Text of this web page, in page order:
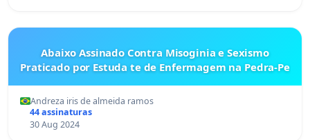
Abaixo Assinado Contra Misoginia e Sexismo
Praticado por Estuda te de Enfermagem na Pedra-Pe
Andreza iris de almeida ramos
44 assinaturas
30 Aug 2024